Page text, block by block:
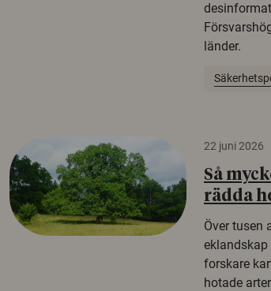
länder.
22 juni 2026
Så
rädda
Över tusen
forskare
hotade